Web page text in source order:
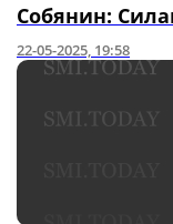
Собянин:
22-05-2025, 19:58